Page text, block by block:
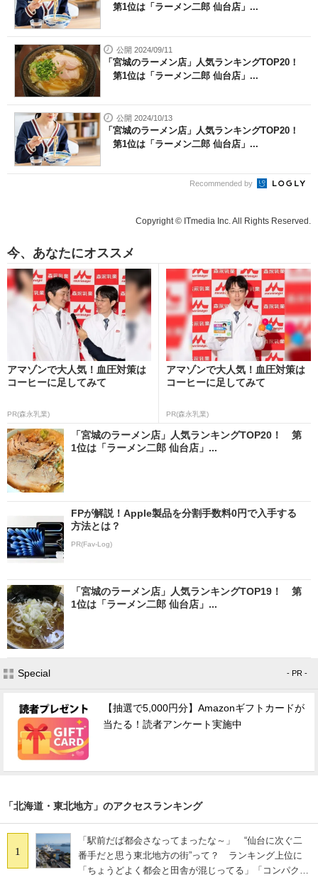
第1位は「ラーメン二郎 仙台店」...
公開 2024/09/11
「宮城のラーメン店」人気ランキングTOP20！
第1位は「ラーメン二郎 仙台店」...
公開 2024/10/13
「宮城のラーメン店」人気ランキングTOP20！
第1位は「ラーメン二郎 仙台店」...
Recommended by
Copyright © ITmedia Inc. All Rights Reserved.
今、あなたにオススメ
アマゾンで大人気！血圧対策は
コーヒーに足してみて
PR(森永乳業)
アマゾンで大人気！血圧対策は
コーヒーに足してみて
PR(森永乳業)
「宮城のラーメン店」人気ランキングTOP20！ 第
1位は「ラーメン二郎 仙台店」...
FPが解説！Apple製品を分割手数料0円で入手する
方法とは？
PR(Fav-Log)
「宮城のラーメン店」人気ランキングTOP19！ 第
1位は「ラーメン二郎 仙台店」...
Special - PR -
【抽選で5,000円分】Amazonギフトカードが
当たる！読者アンケート実施中
「北海道・東北地方」のアクセスランキング
1
「駅前だば都会さなってまったな～」 “仙台に次ぐ二
番手だと思う東北地方の街”って？ ランキング上位に
「ちょうどよく都会と田舎が混じってる」「コンパクト